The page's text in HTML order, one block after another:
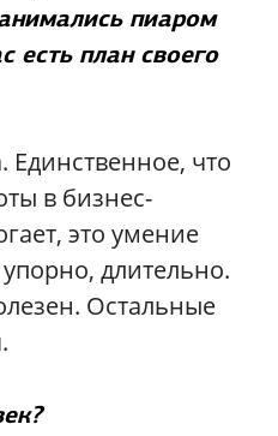
пиаром
есть план своего
Единственное, что
в бизнес-
это умение
длительно.
Остальные